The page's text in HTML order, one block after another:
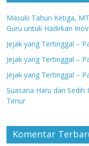
Masuki Tahun Ketiga,
Guru untuk Hadirkan
Jejak yang Tertinggal –
Jejak yang Tertinggal –
Jejak yang Tertinggal –
Suasana Haru dan
Timur
Komentar